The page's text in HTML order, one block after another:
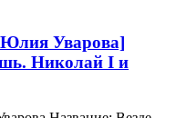
Уварова]
Николай I и